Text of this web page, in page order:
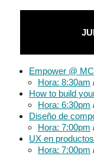
Empower @
Hora: 8:30am
How to build
Hora: 6:30pm
Diseño de
Hora: 7:00pm
UX en
Hora: 7:00pm